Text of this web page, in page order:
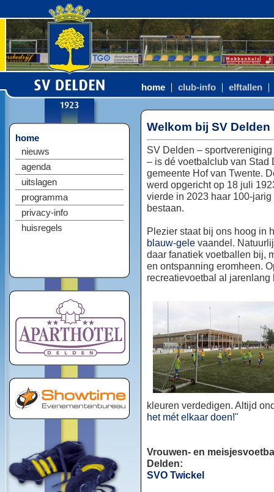
home club-info elftallen
home
nieuws
agenda
uitslagen
programma
privacy-info
huisregels
Welkom bij SV Delden
SV Delden –
– is dé voetbalclub van Stad
gemeente Hof van Twente.
werd opgericht op 18 juli
vierde in 2023 haar 100-jarig
bestaan.
Plezier staat bij ons hoog in
blauw-gele vaandel.
daar fanatiek voetballen bij,
en ontspanning eromheen.
recreatievoetbal al jarenlang
kleuren verdedigen. Altijd
het mét elkaar doen!"
Vrouwen- en
Delden:
SVO Twickel